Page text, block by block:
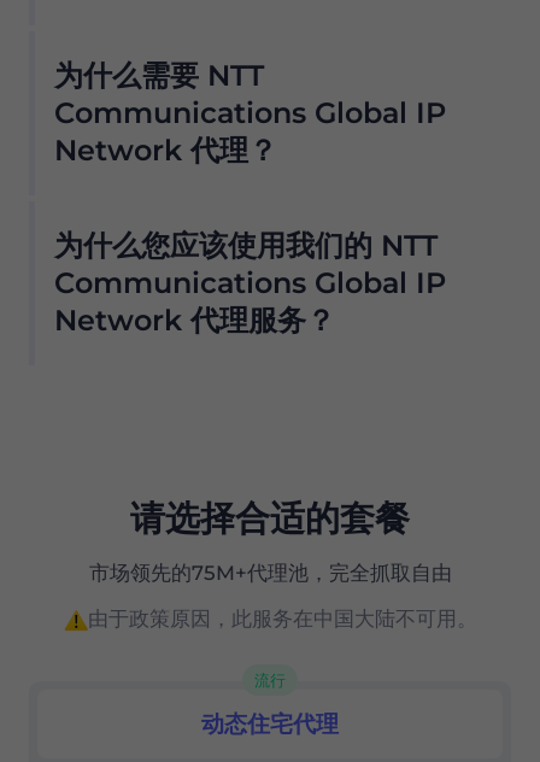
Communications Global IP Network 代理，
因此我们的客户不必担心停机和 IP 阻塞。您可以
从与该提供商合作的位置使用 NTT
我们提供 ISP 过滤，因此只需单击一个按钮即可从
我们的池中仅获取 NTT Communications
Global IP Network 代理服务器。但是，为了防
止任何滥用并保持我们网络的完整性，默认情况下
为什么需要 NTT
Communications Global IP
Network 代理？
Communications Global IP Network 代理，
因此我们的客户不必担心停机和 IP 阻塞。您可以
从与该提供商合作的位置使用 NTT
为什么您应该使用我们的 NTT
Communications Global IP
Network 代理服务？
我们的住宅代理提供：
精确的（国家、州和城市级别）地理定位
成功率99.67%
请选择合适的套餐
市场领先的75M+代理池，完全抓取自由
由于政策原因，此服务在中国大陆不可用。
住宅代理
流行
动态住宅代理